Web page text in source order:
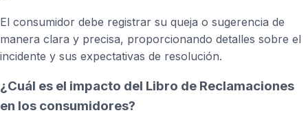
El consumidor debe registrar su queja o sugerencia de
manera clara y precisa, proporcionando detalles sobre el
incidente y sus expectativas de resolución.
¿Cuál es el impacto del Libro de Reclamaciones
en los consumidores?